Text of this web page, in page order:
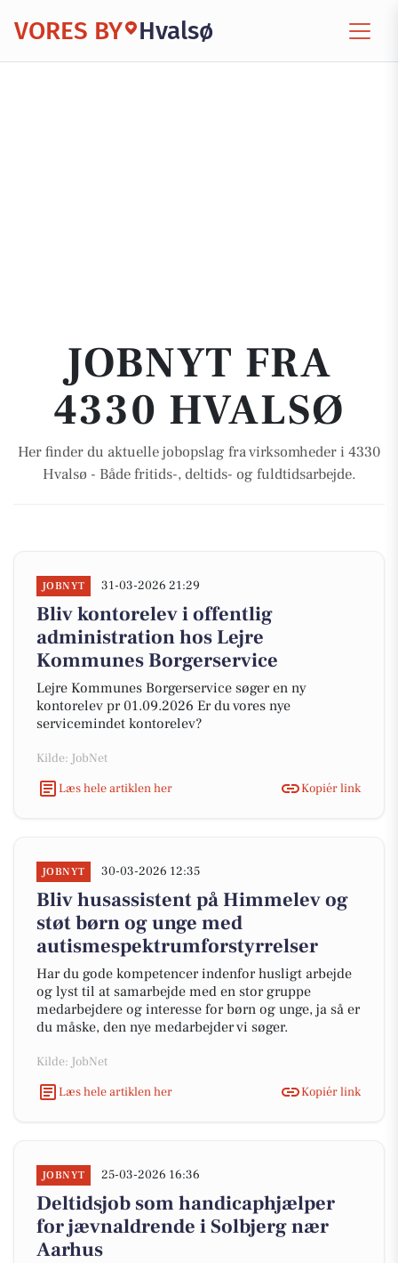
VORES BY Hvalsø
JOBNYT FRA
4330 HVALSØ
Her finder du aktuelle jobopslag fra virksomheder i 4330
Hvalsø - Både fritids-, deltids- og fuldtidsarbejde.
JOBNYT 31-03-2026 21:29
Bliv kontorelev i offentlig
administration hos Lejre
Kommunes Borgerservice
Lejre Kommunes Borgerservice søger en ny
kontorelev pr 01.09.2026 Er du vores nye
servicemindet kontorelev?
Kilde: JobNet
Læs hele artiklen her
Kopiér link
JOBNYT 30-03-2026 12:35
Bliv husassistent på Himmelev og
støt børn og unge med
autismespektrumforstyrrelser
Har du gode kompetencer indenfor husligt arbejde
og lyst til at samarbejde med en stor gruppe
medarbejdere og interesse for børn og unge, ja så er
du måske, den nye medarbejder vi søger.
Kilde: JobNet
Læs hele artiklen her
Kopiér link
JOBNYT 25-03-2026 16:36
Deltidsjob som handicaphjælper
for jævnaldrende i Solbjerg nær
Aarhus